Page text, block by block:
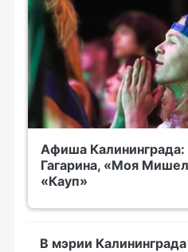
Афиша
Гагарина, «Моя
«Кауп»
В мэрии Калининграда